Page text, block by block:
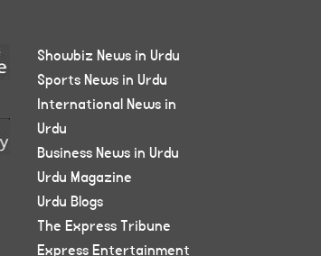
Showbiz News in Urdu
Sports News in Urdu
International News in
Urdu
Business News in Urdu
Urdu Magazine
Urdu Blogs
The Express Tribune
Express Entertainment